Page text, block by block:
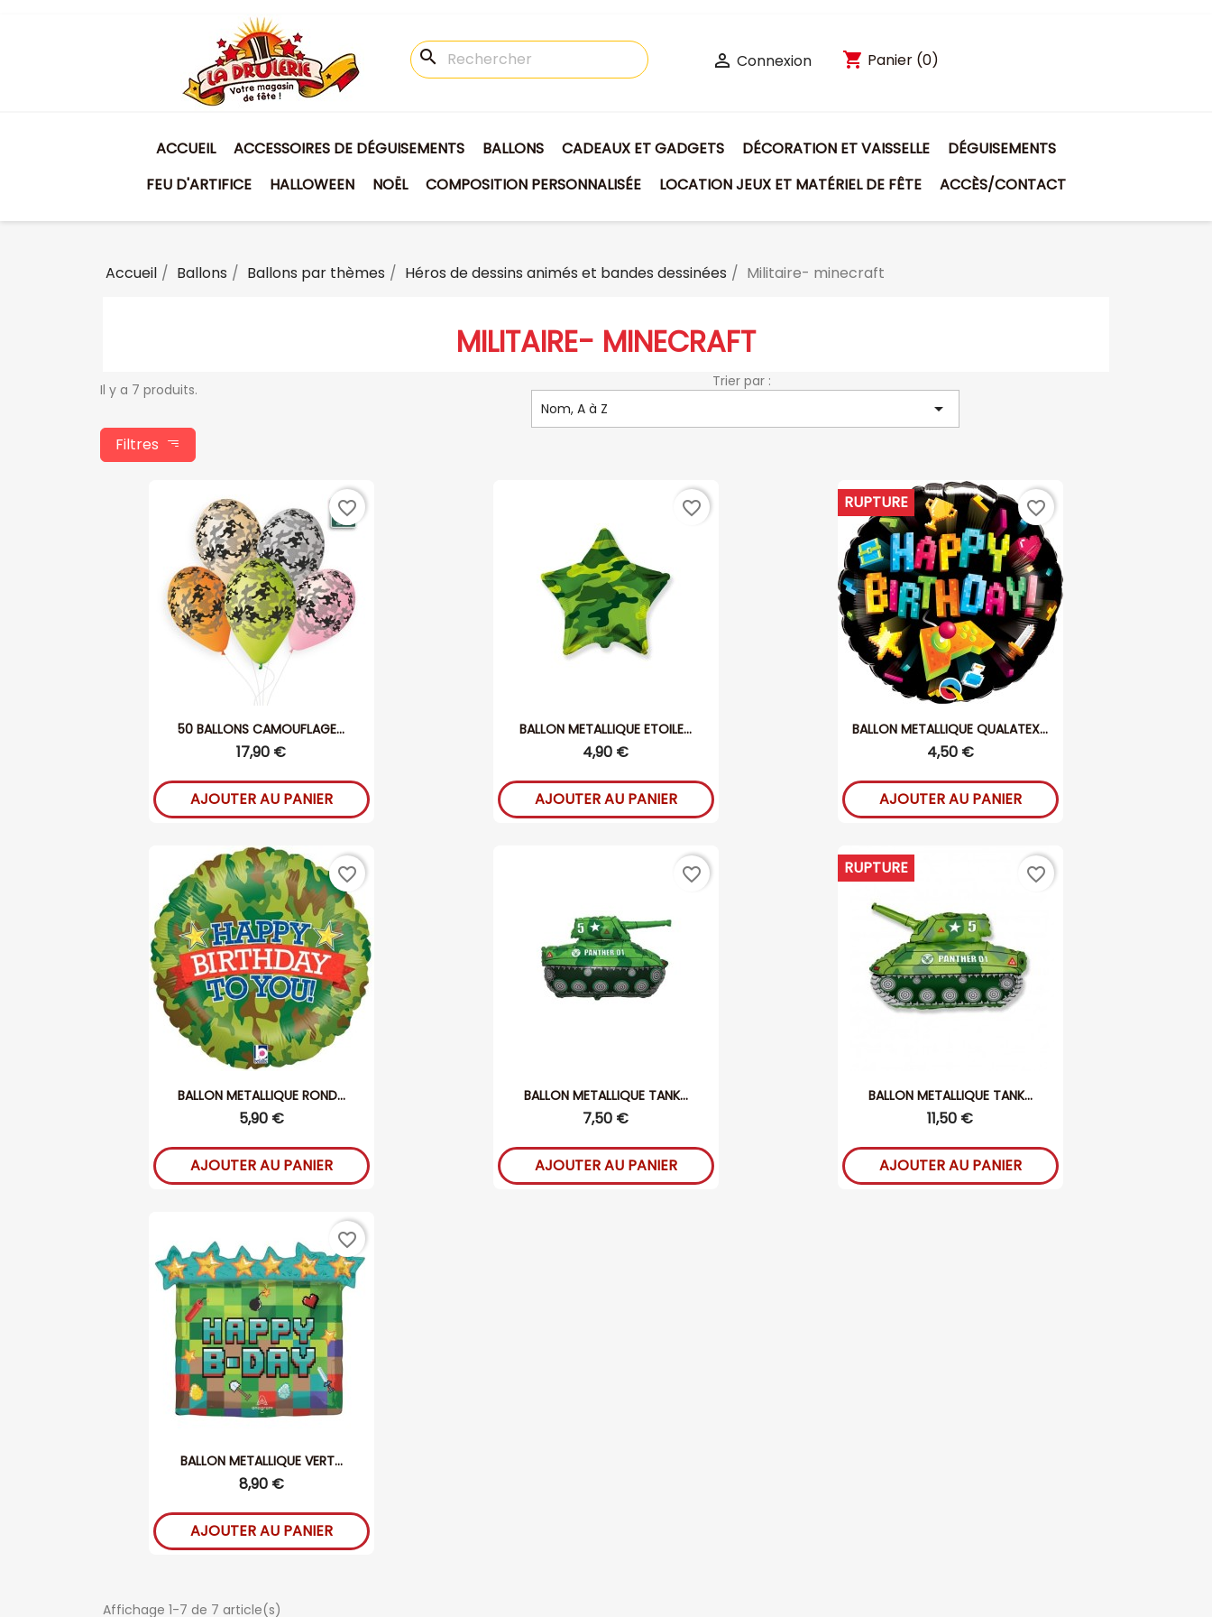
search  Connexion shopping_cart Panier (0)
ACCUEIL ACCESSOIRES DE DÉGUISEMENTS BALLONS CADEAUX ET GADGETS DÉCORATION ET VAISSELLE
DÉGUISEMENTS
FEU D'ARTIFICE
HALLOWEEN NOËL COMPOSITION PERSONNALISÉE LOCATION JEUX ET MATÉRIEL DE FÊTE ACCÈS/CONTACT
Accueil Ballons Ballons par thèmes Héros de dessins animés et bandes dessinées Militaire- minecraft
MILITAIRE- MINECRAFT
Il y a 7 produits.
Filtres
Trier par :
Nom, A à Z

50 BALLONS CAMOUFLAGE...
17,90 €
AJOUTER AU PANIER
favorite_border
BALLON METALLIQUE ETOILE...
4,90 €
AJOUTER AU PANIER
favorite_border
BALLON METALLIQUE QUALATEX...
4,50 €
RUPTURE
AJOUTER AU PANIER
favorite_border
BALLON METALLIQUE ROND...
5,90 €
AJOUTER AU PANIER
favorite_border
BALLON METALLIQUE TANK...
7,50 €
AJOUTER AU PANIER
favorite_border
BALLON METALLIQUE TANK...
11,50 €
RUPTURE
AJOUTER AU PANIER
favorite_border
BALLON METALLIQUE VERT...
8,90 €
AJOUTER AU PANIER
favorite_border
Affichage 1-7 de 7 article(s)